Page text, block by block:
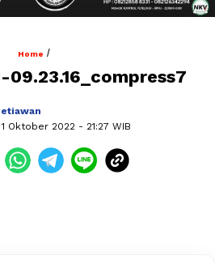
Home /
09.23.16_compress7
Oktober 2022 - 21:27 WIB